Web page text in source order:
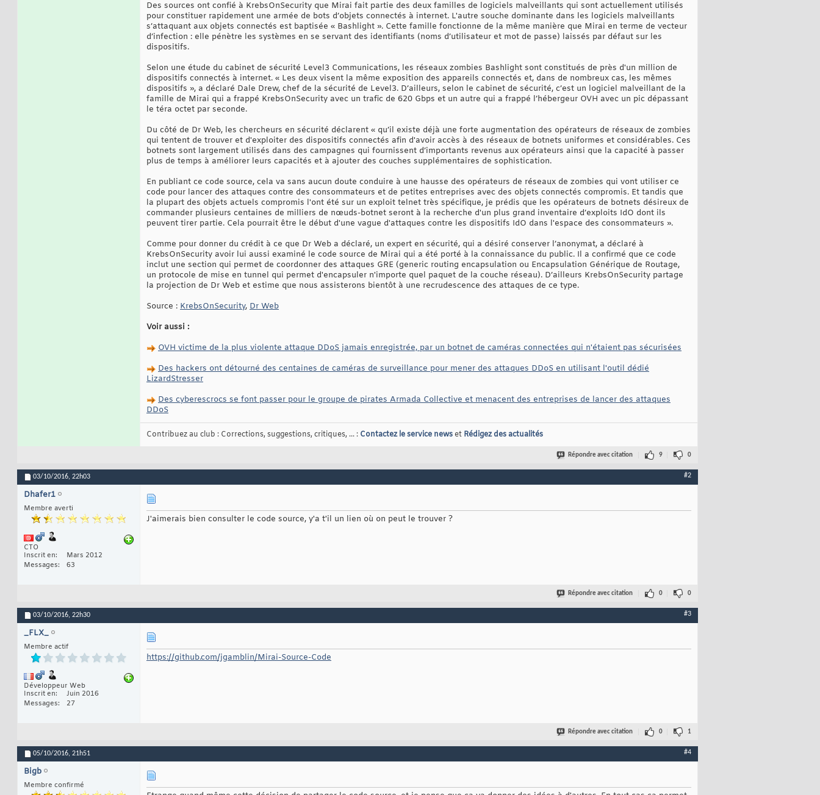
Des sources ont confié à KrebsOnSecurity que Mirai fait partie des deux familles de logiciels malveillants qui sont actuellement utilisés
pour constituer rapidement une armée de bots d’objets connectés à internet. L'autre souche dominante dans les logiciels malveillants
s’attaquant aux objets connectés est baptisée « Bashlight ». Cette famille fonctionne de la même manière que Mirai en terme de vecteur
d’infection : elle pénètre les systèmes en se servant des identifiants (noms d’utilisateur et mot de passe) laissés par défaut sur les
dispositifs.
Selon une étude du cabinet de sécurité Level3 Communications, les réseaux zombies Bashlight sont constitués de près d'un million de
dispositifs connectés à internet. « Les deux visent la même exposition des appareils connectés et, dans de nombreux cas, les mêmes
dispositifs », a déclaré Dale Drew, chef de la sécurité de Level3. D’ailleurs, selon le cabinet de sécurité, c’est un logiciel malveillant de la
famille de Mirai qui a frappé KrebsOnSecurity avec un trafic de 620 Gbps et un autre qui a frappé l’hébergeur OVH avec un pic dépassant
le téra octet par seconde.
Du côté de Dr Web, les chercheurs en sécurité déclarent « qu’il existe déjà une forte augmentation des opérateurs de réseaux de zombies
qui tentent de trouver et d'exploiter des dispositifs connectés afin d'avoir accès à des réseaux de botnets uniformes et considérables. Ces
botnets sont largement utilisés dans des campagnes qui fournissent d’importants revenus aux opérateurs ainsi que la capacité à passer
plus de temps à améliorer leurs capacités et à ajouter des couches supplémentaires de sophistication.
En publiant ce code source, cela va sans aucun doute conduire à une hausse des opérateurs de réseaux de zombies qui vont utiliser ce
code pour lancer des attaques contre des consommateurs et de petites entreprises avec des objets connectés compromis. Et tandis que
la plupart des objets actuels compromis l'ont été sur un exploit telnet très spécifique, je prédis que les opérateurs de botnets désireux de
commander plusieurs centaines de milliers de nœuds-botnet seront à la recherche d'un plus grand inventaire d’exploits IdO dont ils
peuvent tirer partie. Cela pourrait être le début d'une vague d'attaques contre les dispositifs IdO dans l'espace des consommateurs ».
Comme pour donner du crédit à ce que Dr Web a déclaré, un expert en sécurité, qui a désiré conserver l’anonymat, a déclaré à
KrebsOnSecurity avoir lui aussi examiné le code source de Mirai qui a été porté à la connaissance du public. Il a confirmé que ce code
inclut une section qui permet de coordonner des attaques GRE (generic routing encapsulation ou Encapsulation Générique de Routage,
un protocole de mise en tunnel qui permet d'encapsuler n'importe quel paquet de la couche réseau). D’ailleurs KrebsOnSecurity partage
la projection de Dr Web et estime que nous assisterons bientôt à une recrudescence des attaques de ce type.
Source : KrebsOnSecurity, Dr Web
Voir aussi :
OVH victime de la plus violente attaque DDoS jamais enregistrée, par un botnet de caméras connectées qui n'étaient pas sécurisées
Des hackers ont détourné des centaines de caméras de surveillance pour mener des attaques DDoS en utilisant l'outil dédié
LizardStresser
Des cyberescrocs se font passer pour le groupe de pirates Armada Collective et menacent des entreprises de lancer des attaques
DDoS
Contribuez au club : Corrections, suggestions, critiques, ... : Contactez le service newset Rédigez des actualités
Répondre avec citation 9 0
03/10/2016, 22h03 #2
Dhafer1
Membre averti
CTO
Inscrit en
Mars 2012
Messages
63
J'aimerais bien consulter le code source, y'a t'il un lien où on peut le trouver ?
Répondre avec citation 0 0
03/10/2016, 22h30 #3
_FLX_
Membre actif
Développeur Web
Inscrit en
Juin 2016
Messages
27
https://github.com/jgamblin/Mirai-Source-Code
Répondre avec citation 0 1
05/10/2016, 21h51 #4
Bigb
Membre confirmé